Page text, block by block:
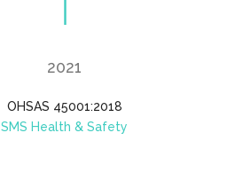
2021
OHSAS 45001:2018
SMS Health & Safety